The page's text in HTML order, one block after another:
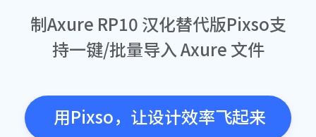
制Axure RP10 汉化替代版Pixso支
持一键/批量导入 Axure 文件
用Pixso，让设计效率飞起来